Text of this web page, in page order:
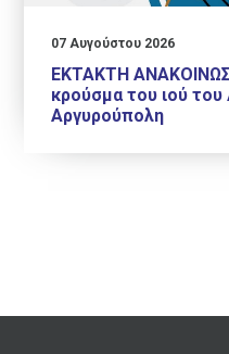
07 Αυγούστου 2026
ΕΚΤΑΚΤΗ
κρούσμα του ιού του
Αργυρούπολη